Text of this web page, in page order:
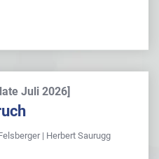
Juli 2026]
| Herbert Saurugg